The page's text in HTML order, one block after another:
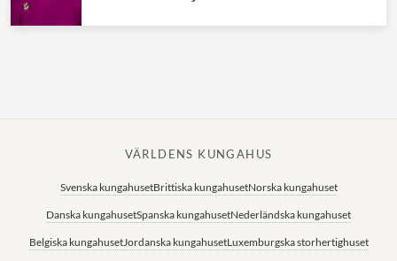
VÄRLDENS KUNGAHUS
Svenska kungahusetBrittiska kungahusetNorska kungahuset
Danska kungahusetSpanska kungahusetNederländska kungahuset
Belgiska kungahusetJordanska kungahusetLuxemburgska storhertighuset